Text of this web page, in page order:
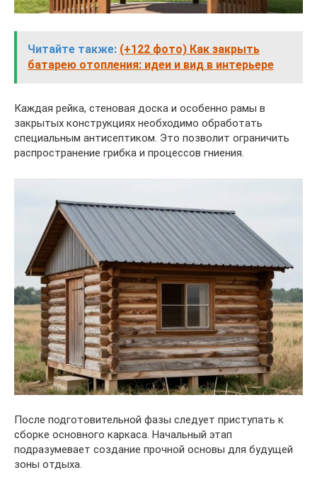
Читайте также: (+122 фото) Как закрыть
батарею отопления: идеи и вид в интерьере
Каждая рейка, стеновая доска и особенно рамы в
закрытых конструкциях необходимо обработать
специальным антисептиком. Это позволит ограничить
распространение грибка и процессов гниения.
После подготовительной фазы следует приступать к
сборке основного каркаса. Начальный этап
подразумевает создание прочной основы для будущей
зоны отдыха.